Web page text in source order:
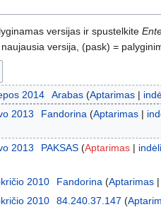
versijas ir spustelkite
versija, (pask) =
2014 Arabas Aptarimas
2013 Fandorina Aptarimas
2013 PAKSAS Aptarimas
2010 Fandorina Aptarimas
2010 84.240.37.147